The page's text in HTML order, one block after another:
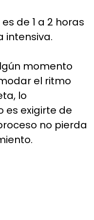
de 1 a 2 horas
intensiva.
momento
el ritmo
lo
es exigirte de
no pierda